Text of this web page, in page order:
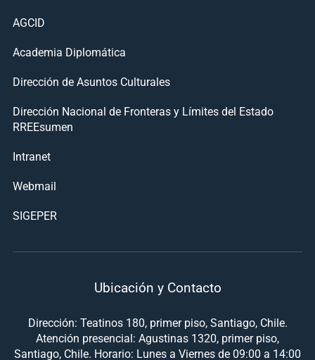
AGCID
Academia Diplomática
Dirección de Asuntos Culturales
Dirección Nacional de Fronteras y Límites del Estado
RREEsumen
Intranet
Webmail
SIGEPER
Ubicación y Contacto
Dirección: Teatinos 180, primer piso, Santiago, Chile.
Atención presencial: Agustinas 1320, primer piso,
Santiago, Chile. Horario: Lunes a Viernes de 09:00 a 14:00